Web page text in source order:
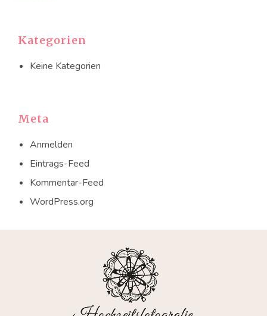
Kategorien
Keine Kategorien
Meta
Anmelden
Eintrags-Feed
Kommentar-Feed
WordPress.org